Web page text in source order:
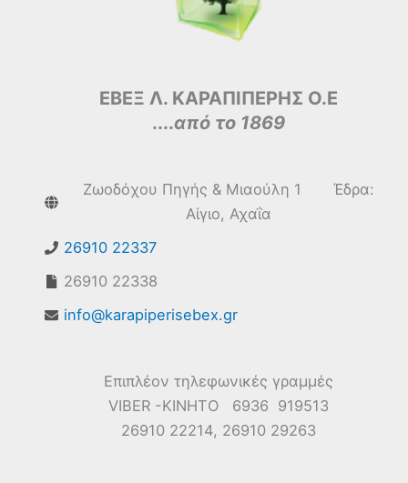
ΕΒΕΞ Λ. ΚΑΡΑΠΙΠΕΡΗΣ Ο.Ε
....από το 1869
Ζωοδόχου Πηγής & Μιαούλη 1 Έδρα:
Αίγιο, Αχαΐα
26910 22337
26910 22338
info@karapiperisebex.gr
Επιπλέον τηλεφωνικές γραμμές
VIBER -ΚΙΝΗΤΟ 6936 919513
26910 22214, 26910 29263